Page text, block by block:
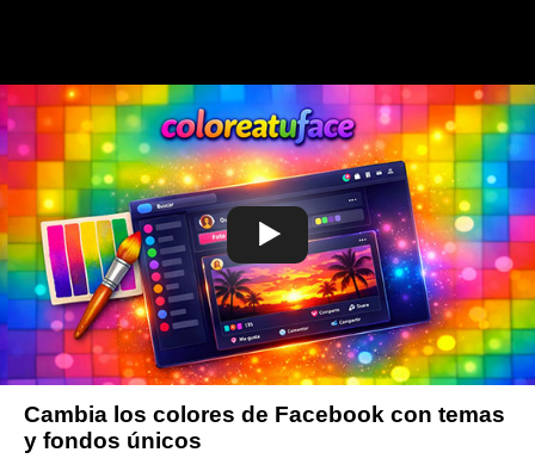
Cambia los colores de Facebook con temas
y fondos únicos